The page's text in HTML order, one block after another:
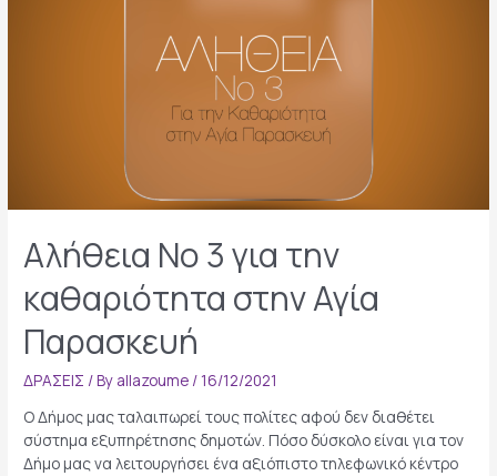
Αλήθεια Νο 3 για την
καθαριότητα στην Αγία
Παρασκευή
ΔΡΑΣΕΙΣ / By allazoume /16/12/2021
Ο Δήμος μας ταλαιπωρεί τους πολίτες αφού δεν διαθέτει
σύστημα εξυπηρέτησης δημοτών. Πόσο δύσκολο είναι για τον
Δήμο μας να λειτουργήσει ένα αξιόπιστο τηλεφωνικό κέντρο